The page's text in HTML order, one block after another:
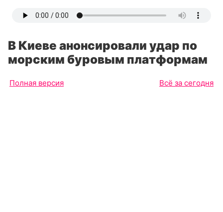
В Киеве анонсировали удар по
морским буровым платформам
Полная версия Всё за сегодня